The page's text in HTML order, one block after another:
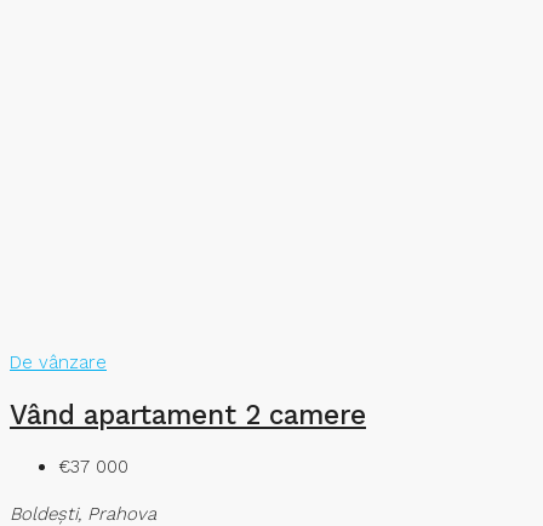
De vânzare
Vând apartament 2 camere
€37 000
Boldeşti, Prahova